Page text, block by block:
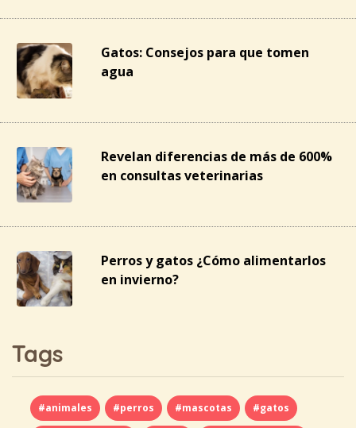
Gatos: Consejos para que tomen
agua
Revelan diferencias de más de 600%
en consultas veterinarias
Perros y gatos ¿Cómo alimentarlos
en invierno?
Tags
#animales #perros #mascotas #gatos